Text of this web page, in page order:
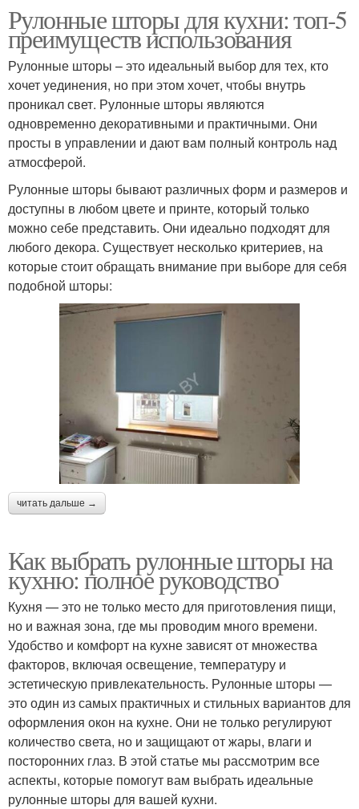
Рулонные шторы для кухни: топ-5
преимуществ использования
Рулонные шторы – это идеальный выбор для тех, кто
хочет уединения, но при этом хочет, чтобы внутрь
проникал свет. Рулонные шторы являются
одновременно декоративными и практичными. Они
просты в управлении и дают вам полный контроль над
атмосферой.
Рулонные шторы бывают различных форм и размеров и
доступны в любом цвете и принте, который только
можно себе представить. Они идеально подходят для
любого декора. Существует несколько критериев, на
которые стоит обращать внимание при выборе для себя
подобной шторы:
читать дальше →
Как выбрать рулонные шторы на
кухню: полное руководство
Кухня — это не только место для приготовления пищи,
но и важная зона, где мы проводим много времени.
Удобство и комфорт на кухне зависят от множества
факторов, включая освещение, температуру и
эстетическую привлекательность. Рулонные шторы —
это один из самых практичных и стильных вариантов для
оформления окон на кухне. Они не только регулируют
количество света, но и защищают от жары, влаги и
посторонних глаз. В этой статье мы рассмотрим все
аспекты, которые помогут вам выбрать идеальные
рулонные шторы для вашей кухни.